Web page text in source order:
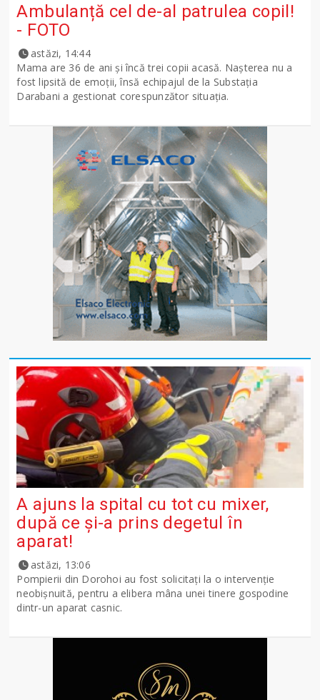
Ambulanță cel de-al patrulea copil!
- FOTO
astăzi, 14:44
Mama are 36 de ani și încă trei copii acasă. Nașterea nu a
fost lipsită de emoții, însă echipajul de la Substația
Darabani a gestionat corespunzător situația.
A ajuns la spital cu tot cu mixer,
după ce și-a prins degetul în
aparat!
astăzi, 13:06
Pompierii din Dorohoi au fost solicitați la o intervenție
neobișnuită, pentru a elibera mâna unei tinere gospodine
dintr-un aparat casnic.